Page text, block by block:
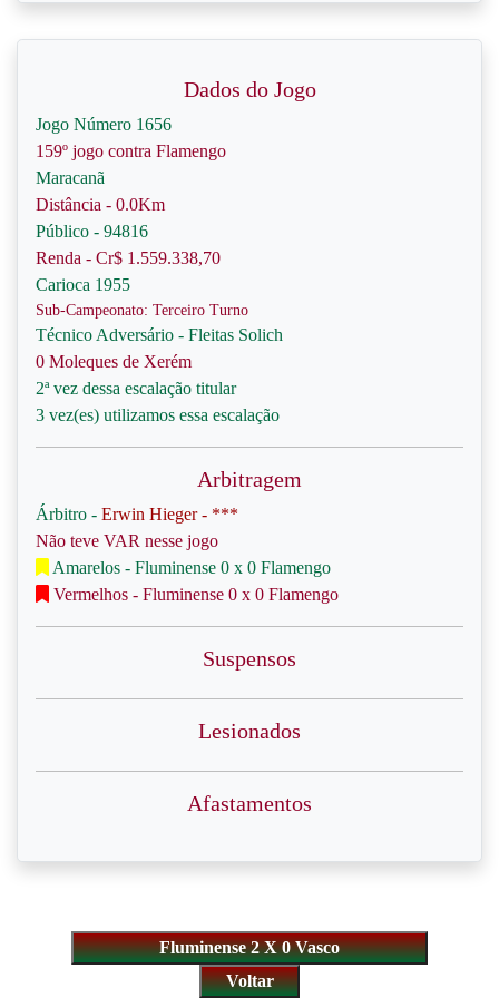
Dados do Jogo
Jogo Número 1656
159º jogo contra Flamengo
Maracanã
Distância - 0.0Km
Público - 94816
Renda - Cr$ 1.559.338,70
Carioca 1955
Sub-Campeonato: Terceiro Turno
Técnico Adversário - Fleitas Solich
0 Moleques de Xerém
2ª vez dessa escalação titular
3 vez(es) utilizamos essa escalação
Arbitragem
Árbitro - Erwin Hieger - ***
Não teve VAR nesse jogo
Amarelos - Fluminense 0 x 0 Flamengo
Vermelhos - Fluminense 0 x 0 Flamengo
Suspensos
Lesionados
Afastamentos